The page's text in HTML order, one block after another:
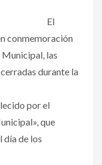
El
conmemoración
Municipal, las
durante la
por el
que
día de los